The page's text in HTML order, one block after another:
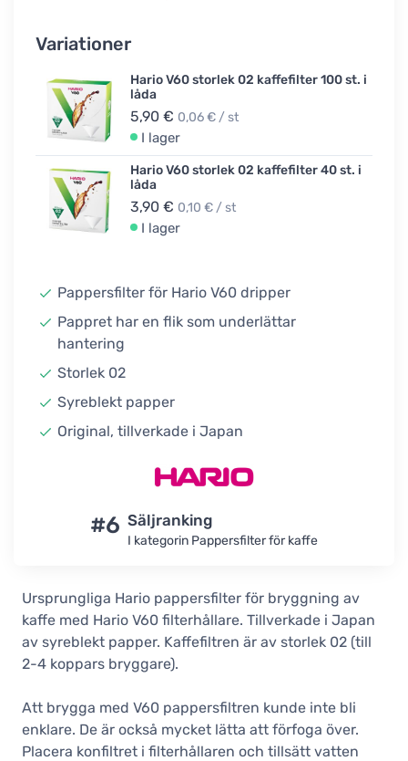
Variationer
Hario V60 storlek 02 kaffefilter 100 st. i
låda
5,90 € 0,06 € / st
I lager
Hario V60 storlek 02 kaffefilter 40 st. i
låda
3,90 € 0,10 € / st
I lager
Pappersfilter för Hario V60 dripper
Pappret har en flik som underlättar
hantering
Storlek 02
Syreblekt papper
Original, tillverkade i Japan
#6 Säljranking
I kategorin Pappersfilter för kaffe
Ursprungliga Hario pappersfilter för bryggning av
kaffe med Hario V60 filterhållare. Tillverkade i Japan
av syreblekt papper. Kaffefiltren är av storlek 02 (till
2-4 koppars bryggare).
Att brygga med V60 pappersfiltren kunde inte bli
enklare. De är också mycket lätta att förfoga över.
Placera konfiltret i filterhållaren och tillsätt vatten